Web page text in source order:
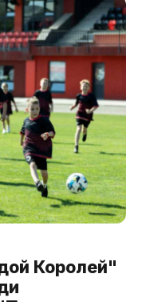
Королей"